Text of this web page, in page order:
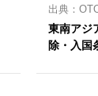
出典：
東南アジ
除・入国